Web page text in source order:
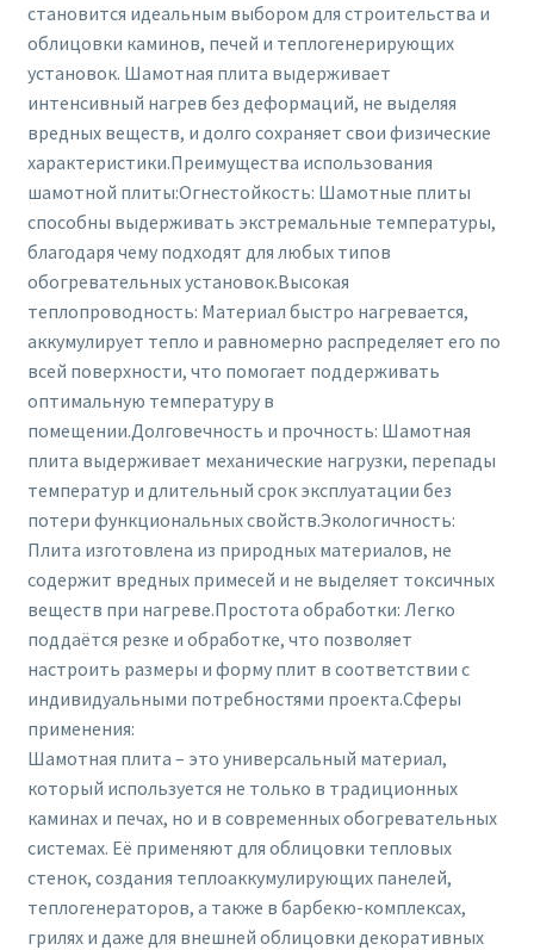
становится идеальным выбором для строительства и
облицовки каминов, печей и теплогенерирующих
установок. Шамотная плита выдерживает
интенсивный нагрев без деформаций, не выделяя
вредных веществ, и долго сохраняет свои физические
характеристики.Преимущества использования
шамотной плиты:Огнестойкость: Шамотные плиты
способны выдерживать экстремальные температуры,
благодаря чему подходят для любых типов
обогревательных установок.Высокая
теплопроводность: Материал быстро нагревается,
аккумулирует тепло и равномерно распределяет его по
всей поверхности, что помогает поддерживать
оптимальную температуру в
помещении.Долговечность и прочность: Шамотная
плита выдерживает механические нагрузки, перепады
температур и длительный срок эксплуатации без
потери функциональных свойств.Экологичность:
Плита изготовлена из природных материалов, не
содержит вредных примесей и не выделяет токсичных
веществ при нагреве.Простота обработки: Легко
поддаётся резке и обработке, что позволяет
настроить размеры и форму плит в соответствии с
индивидуальными потребностями проекта.Сферы
применения:
Шамотная плита – это универсальный материал,
который используется не только в традиционных
каминах и печах, но и в современных обогревательных
системах. Её применяют для облицовки тепловых
стенок, создания теплоаккумулирующих панелей,
теплогенераторов, а также в барбекю-комплексах,
грилях и даже для внешней облицовки декоративных